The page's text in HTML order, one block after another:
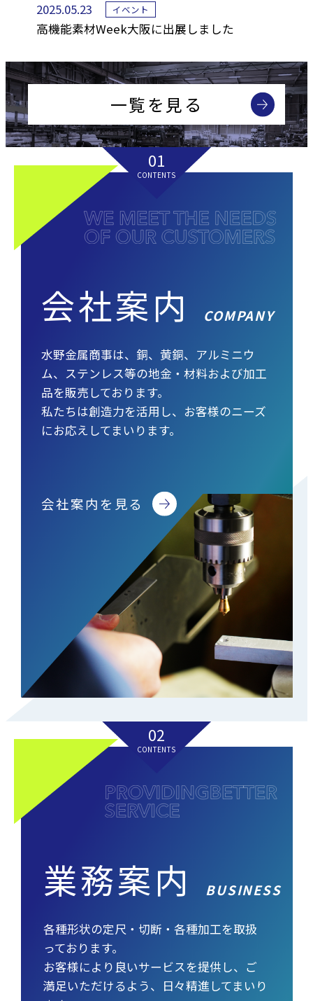
2025.05.23 イベント
高機能素材Week大阪に出展しました
一覧を見る
01
CONTENTS
会社案内 COMPANY
水野金属商事は、銅、黄銅、アルミニウ
ム、ステンレス等の地金・材料および加工
品を販売しております。
私たちは創造力を活用し、お客様のニーズ
にお応えしてまいります。
会社案内を見る
02
CONTENTS
業務案内 BUSINESS
各種形状の定尺・切断・各種加工を取扱
っております。
お客様により良いサービスを提供し、ご
満足いただけるよう、日々精進してまいり